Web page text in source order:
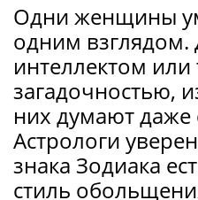
Одни женщины
одним взглядом.
интеллектом
загадочностью,
них думают даже
Астрологи
знака Зодиака
стиль